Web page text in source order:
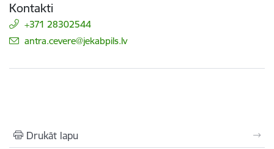
Kontakti
+371 28302544
E-pasts:
antra.cevere@jekabpils.lv
Drukāt lapu